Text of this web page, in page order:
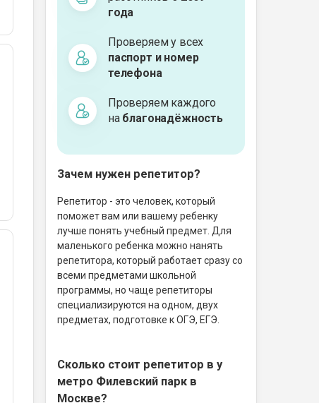
года
Проверяем у всех
паспорт и номер
телефона
Проверяем каждого
на благонадёжность
Зачем нужен репетитор?
Репетитор - это человек, который
поможет вам или вашему ребенку
лучше понять учебный предмет. Для
маленького ребенка можно нанять
репетитора, который работает сразу со
всеми предметами школьной
программы, но чаще репетиторы
специализируются на одном, двух
предметах, подготовке к ОГЭ, ЕГЭ.
Сколько стоит репетитор в у
метро Филевский парк в
Москве?